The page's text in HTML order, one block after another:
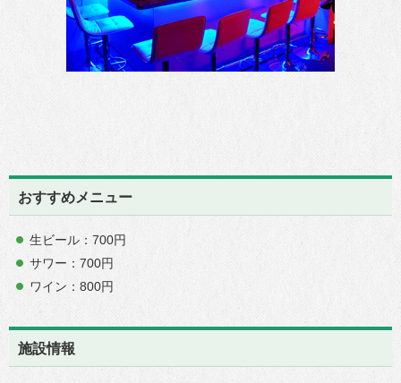
おすすめメニュー
生ビール：700円
サワー：700円
ワイン：800円
施設情報